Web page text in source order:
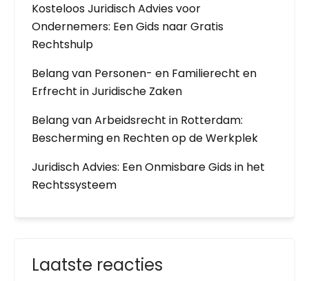
Kosteloos Juridisch Advies voor
Ondernemers: Een Gids naar Gratis
Rechtshulp
Belang van Personen- en Familierecht en
Erfrecht in Juridische Zaken
Belang van Arbeidsrecht in Rotterdam:
Bescherming en Rechten op de Werkplek
Juridisch Advies: Een Onmisbare Gids in het
Rechtssysteem
Laatste reacties